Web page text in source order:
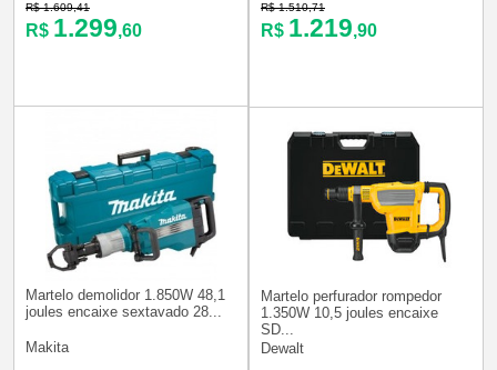
R$ 1.609,41
R$ 1.299,60
R$ 1.510,71
R$ 1.219,90
Martelo demolidor 1.850W 48,1
joules encaixe sextavado 28...
Makita
Martelo perfurador rompedor
1.350W 10,5 joules encaixe
SD...
Dewalt